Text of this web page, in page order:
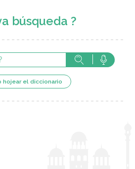
búsqueda ?
hojear el diccionario